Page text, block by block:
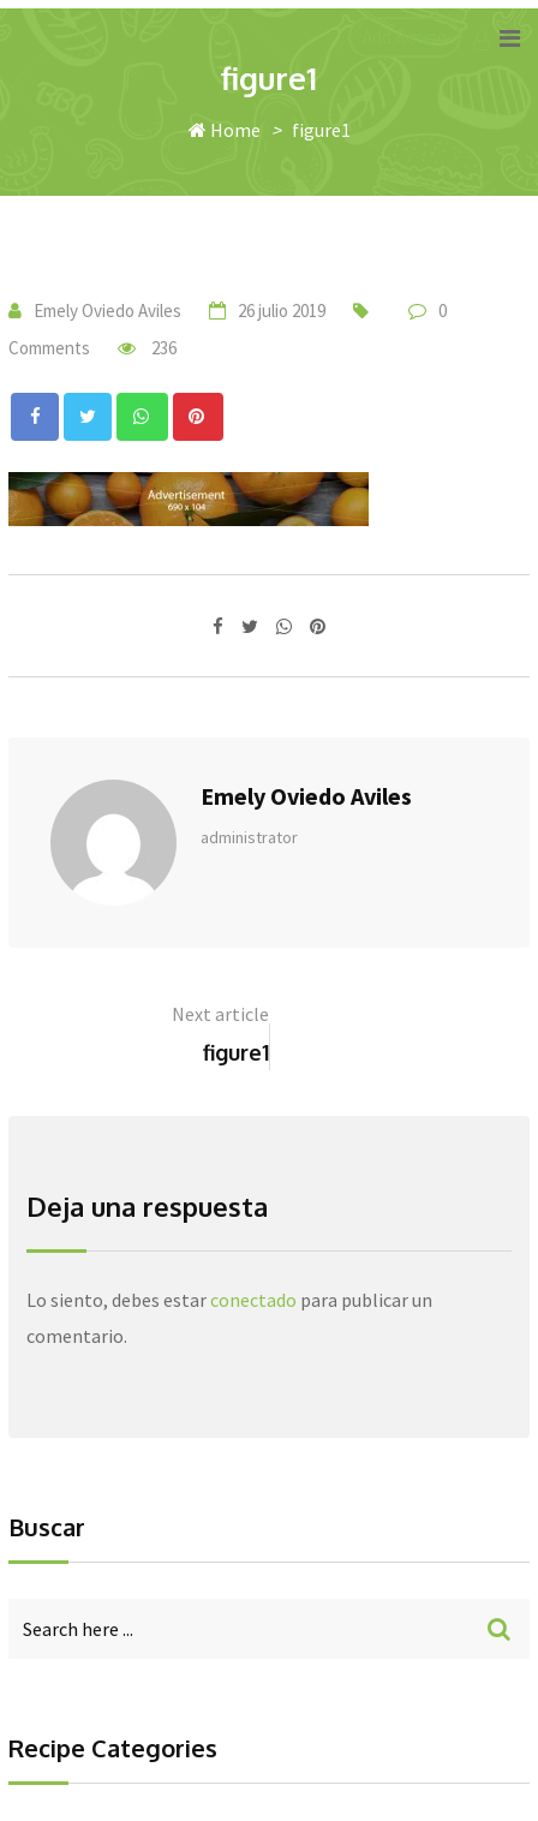
figure1
Home > figure1
Emely Oviedo Aviles 26 julio 2019
0
Comments
236
Whatsapp
Whatsapp
Pinterest
Emely Oviedo Aviles
administrator
Next article
figure1
Deja una respuesta
Lo siento, debes estarconectado para publicar un
comentario.
Buscar
Recipe Categories